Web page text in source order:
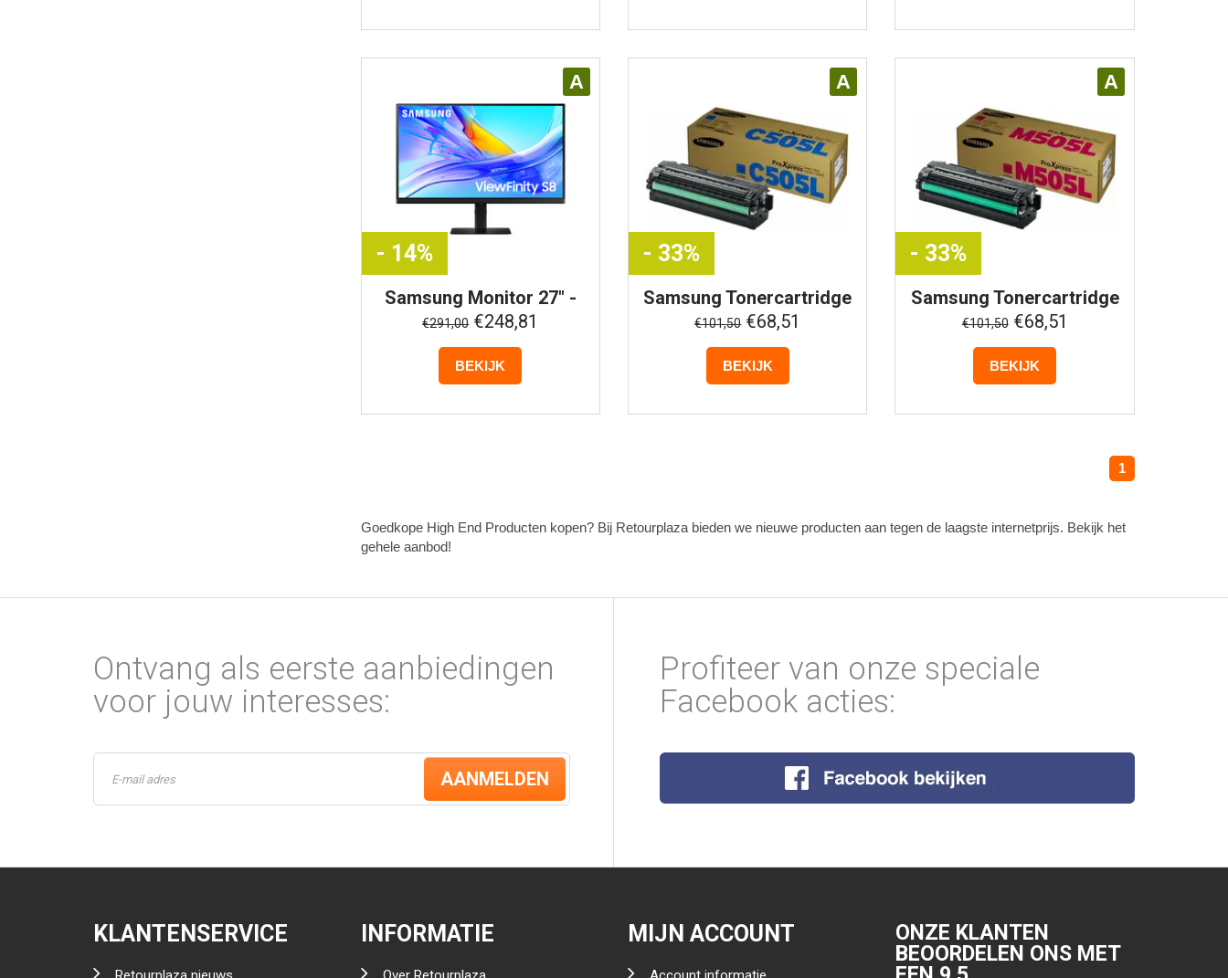
A
- 14%
Samsung Monitor 27" -
ViewFinity S8 - 4K UHD -
S80UD
€291,00€248,81
BEKIJK
A
- 33%
Samsung Tonercartridge
CLT-C505L - Cyaan
€101,50€68,51
BEKIJK
A
- 33%
Samsung Tonercartridge
CLT-M505L - Magenta
€101,50€68,51
BEKIJK
1
Goedkope High End Producten kopen? Bij Retourplaza bieden we nieuwe producten aan tegen de laagste internetprijs. Bekijk het
gehele aanbod!
Ontvang als eerste aanbiedingen
voor jouw interesses:
AANMELDEN
Profiteer van onze speciale
Facebook acties:
KLANTENSERVICE INFORMATIE MIJN ACCOUNT
ONZE KLANTEN
BEOORDELEN ONS MET